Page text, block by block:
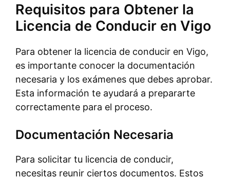
Requisitos para Obtener la
Licencia de Conducir en Vigo
Para obtener la licencia de conducir en Vigo,
es importante conocer la documentación
necesaria y los exámenes que debes aprobar.
Esta información te ayudará a prepararte
correctamente para el proceso.
Documentación Necesaria
Para solicitar tu licencia de conducir,
necesitas reunir ciertos documentos. Estos